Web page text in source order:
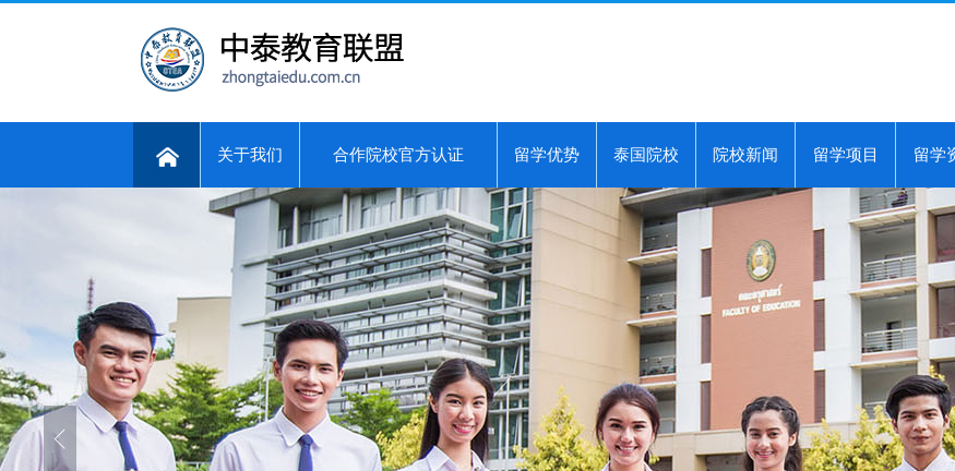
关于我们 合作院校官方认证 留学优势 泰国院校 院校新闻 留学项目 留学